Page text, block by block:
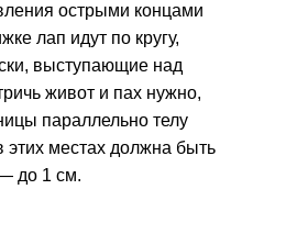
острыми концами
лап идут по кругу,
выступающие над
живот и пах нужно,
параллельно телу
этих местах должна быть
до 1 см.